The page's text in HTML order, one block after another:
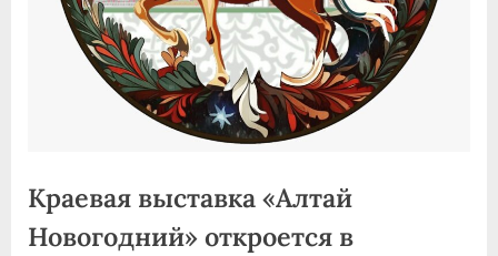
Краевая выставка «Алтай
Новогодний» откроется в